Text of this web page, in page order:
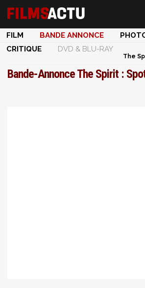
FILM BANDE ANNONCE
CRITIQUE
DVD & BLU-RAY
The
Bande-Annonce The Spirit :